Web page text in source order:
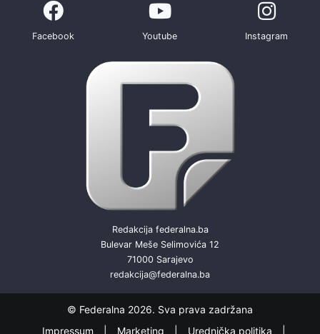
Facebook Youtube Instagram
Redakcija federalna.ba
Bulevar Meše Selimovića 12
71000 Sarajevo
redakcija@federalna.ba
© Federalna 2026. Sva prava zadržana
Impressum
Marketing Urednička politika